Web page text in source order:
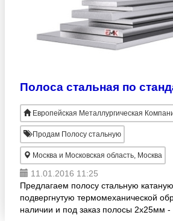
Европейская Металлургическая
Продам Полосу стальную
Москва и Московская область, Москва
11.01.2016 11:25
Предлагаем полосу стальную катаную,
подвергнутую термомеханической
наличии и под заказ полосы 2х25мм -